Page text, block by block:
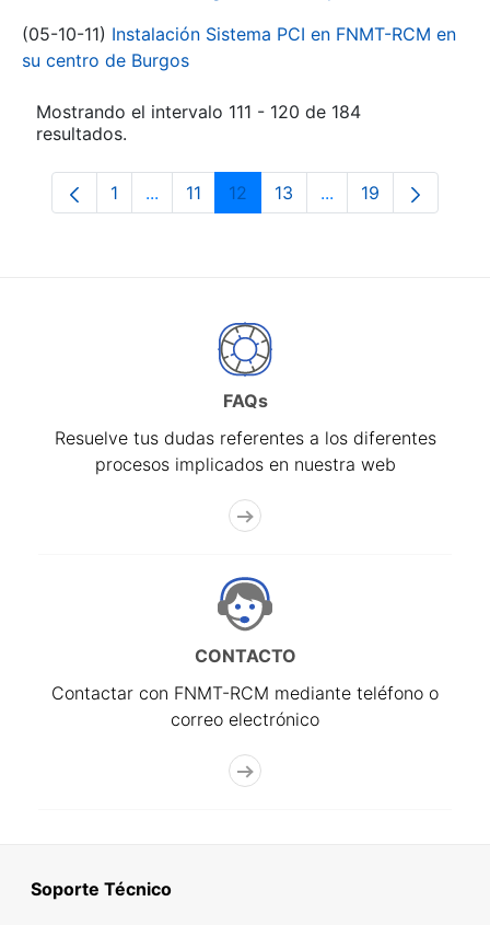
(05-10-11) Instalación Sistema PCI en FNMT-RCM en
su centro de Burgos
Mostrando el intervalo 111 - 120 de 184
resultados.
Página
1 ...Páginas intermedias Use TAB para
Página
11 Página
12 Página
13 ...PáginasPágina
19
FAQs
Resuelve tus dudas referentes a los diferentes
procesos implicados en nuestra web
CONTACTO
Contactar con FNMT-RCM mediante teléfono o
correo electrónico
Soporte Técnico